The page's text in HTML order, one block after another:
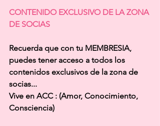
CONTENIDO EXCLUSIVO DE LA ZONA
DE SOCIAS
Recuerda que con tu MEMBRESIA,
puedes tener acceso a todos los
contenidos exclusivos de la zona de
socias...
Vive en ACC : (Amor, Conocimiento,
Consciencia)